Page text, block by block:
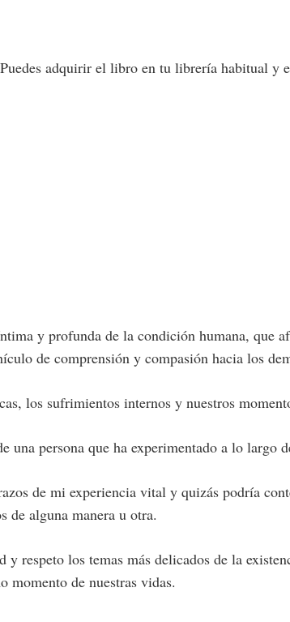
adquirir el libro en tu librería habitual y
y profunda de la condición humana, que
de comprensión y compasión hacia los
los sufrimientos internos y nuestros
una persona que ha experimentado a lo
de mi experiencia vital y quizás podría
de alguna manera u otra.
y respeto los temas más delicados de la
momento de nuestras vidas.